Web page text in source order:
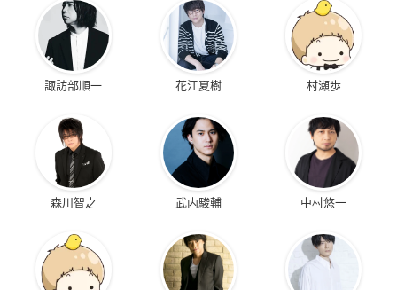
諏訪部順一 花江夏樹 村瀬歩
森川智之 武内駿輔 中村悠一